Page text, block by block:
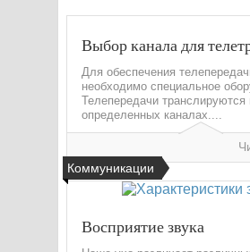
Коммуникации
Выбор канала для
Для обеспечения
необходимо специальное
Телепередачи транслируются
определенных каналах....
Восприятие звука